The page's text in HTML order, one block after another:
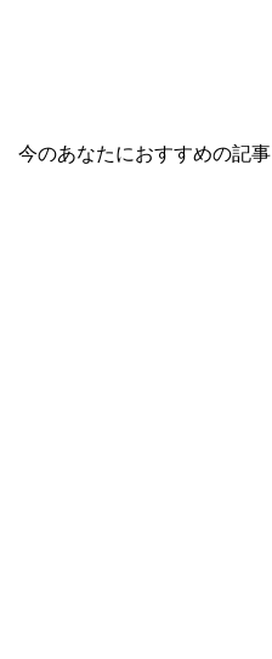
今のあなたにおすすめの記事